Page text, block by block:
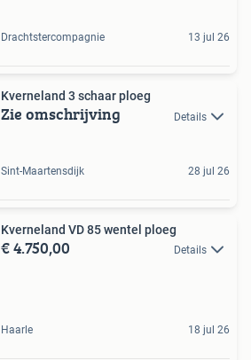
Drachtstercompagnie 13 jul 26
Kverneland 3 schaar ploeg
Zie omschrijving Details
Sint-Maartensdijk 28 jul 26
Kverneland VD 85 wentel ploeg
€ 4.750,00 Details
Haarle 18 jul 26